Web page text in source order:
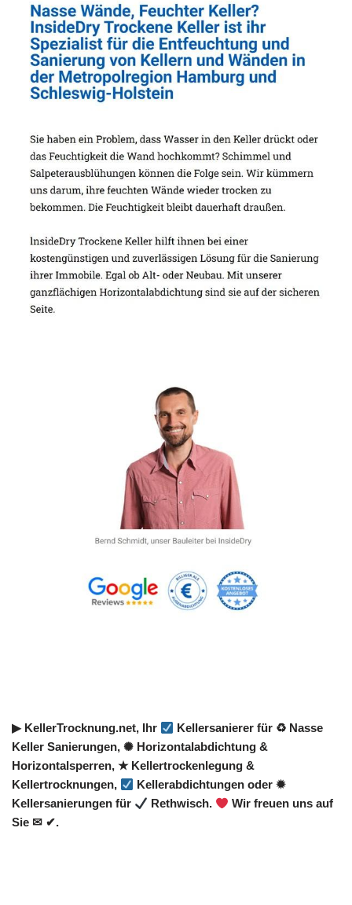
▶︎ KellerTrocknung.net, Ihr
Kellersanierer für ♻ Nasse
Keller Sanierungen, ✺ Horizontalabdichtung &
Horizontalsperren, ★ Kellertrockenlegung &
Kellertrocknungen,
Kellerabdichtungen oder ✹
Kellersanierungen für
Rethwisch.
Wir freuen uns auf
Sie ✉ ✔.